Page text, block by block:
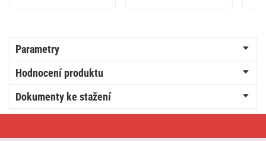
Parametry
Hodnocení produktu
Dokumenty ke stažení